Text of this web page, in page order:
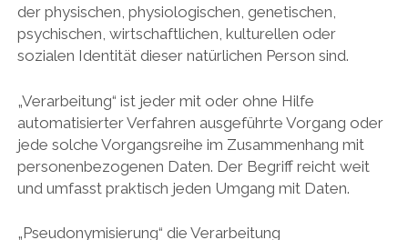
der physischen, physiologischen, genetischen,
psychischen, wirtschaftlichen, kulturellen oder
sozialen Identität dieser natürlichen Person sind.
„Verarbeitung“ ist jeder mit oder ohne Hilfe
automatisierter Verfahren ausgeführte Vorgang oder
jede solche Vorgangsreihe im Zusammenhang mit
personenbezogenen Daten. Der Begriff reicht weit
und umfasst praktisch jeden Umgang mit Daten.
„Pseudonymisierung“ die Verarbeitung